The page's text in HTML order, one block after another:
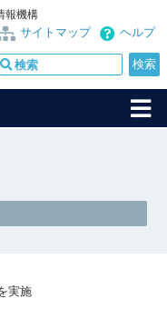
報機構
ヘルプ
サイトマップ
実施